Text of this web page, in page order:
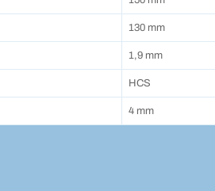
130 mm
1,9 mm
HCS
4 mm